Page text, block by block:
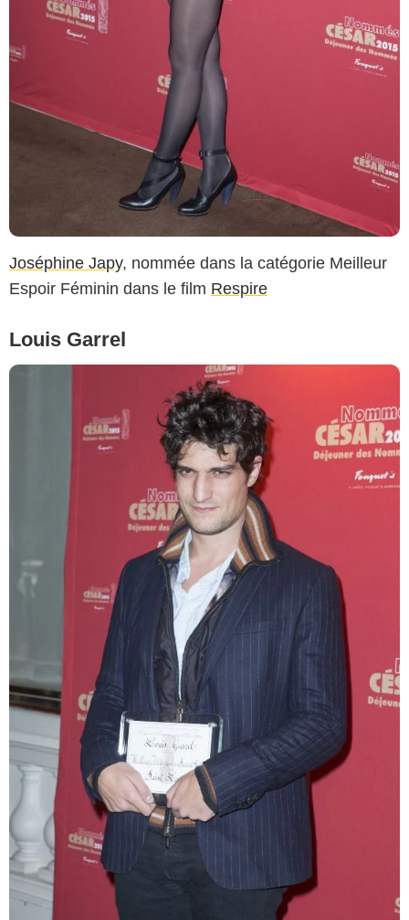
Joséphine Japy, nommée dans la catégorie Meilleur
Espoir Féminin dans le film Respire
Louis Garrel